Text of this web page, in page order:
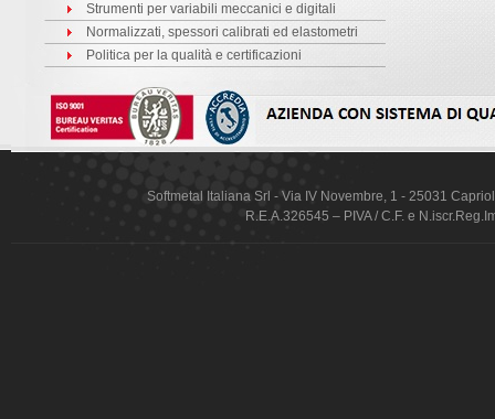
Strumenti per variabili meccanici e digitali
Normalizzati, spessori calibrati ed elastometri
Politica per la qualità e certificazioni
Softmetal Italiana Srl - Via IV Novembre, 1 - 25031
R.E.A.326545 – PIVA / C.F. e